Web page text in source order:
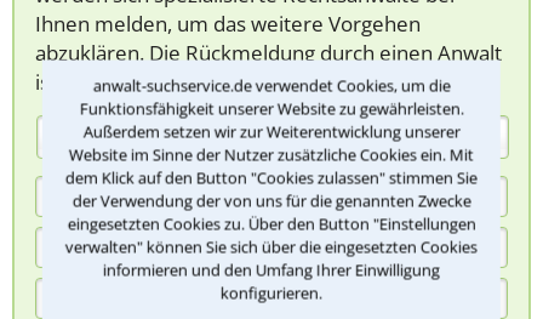
anwalt-suchservice.de verwendet Cookies, um die
Funktionsfähigkeit unserer Website zu gewährleisten.
Außerdem setzen wir zur Weiterentwicklung unserer
Website im Sinne der Nutzer zusätzliche Cookies ein. Mit
dem Klick auf den Button "Cookies zulassen" stimmen Sie
der Verwendung der von uns für die genannten Zwecke
eingesetzten Cookies zu. Über den Button "Einstellungen
verwalten" können Sie sich über die eingesetzten Cookies
informieren und den Umfang Ihrer Einwilligung
konfigurieren.
Ihnen melden, um das weitere Vorgehen
abzuklären. Die Rückmeldung durch einen Anwalt
ist für Sie kostenlos.
(Anrede)